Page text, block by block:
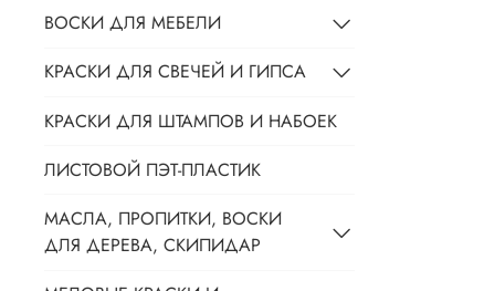
ВОСКИ ДЛЯ МЕБЕЛИ
КРАСКИ ДЛЯ СВЕЧЕЙ И ГИПСА
КРАСКИ ДЛЯ ШТАМПОВ И НАБОЕК
ЛИСТОВОЙ ПЭТ-ПЛАСТИК
МАСЛА, ПРОПИТКИ, ВОСКИ
ДЛЯ ДЕРЕВА, СКИПИДАР